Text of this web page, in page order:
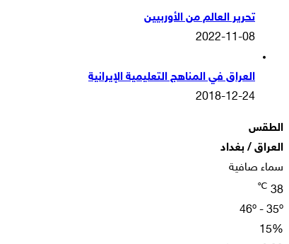
تحرير العالم من الأوربيين
2022-11-08
العراق في المناهج التعليمية الإيرانية
2018-12-24
الطقس
العراق / بغداد
سماء صافية
38
℃
46º - 35º
15%